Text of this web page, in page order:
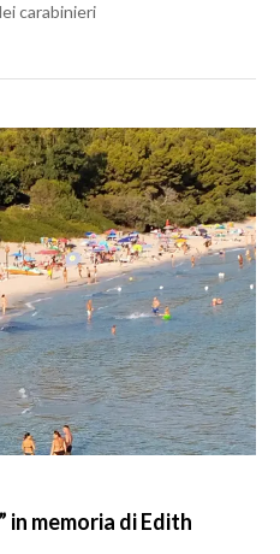
carabinieri
in memoria di Edith